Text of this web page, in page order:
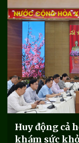
Huy động cả
khám sức